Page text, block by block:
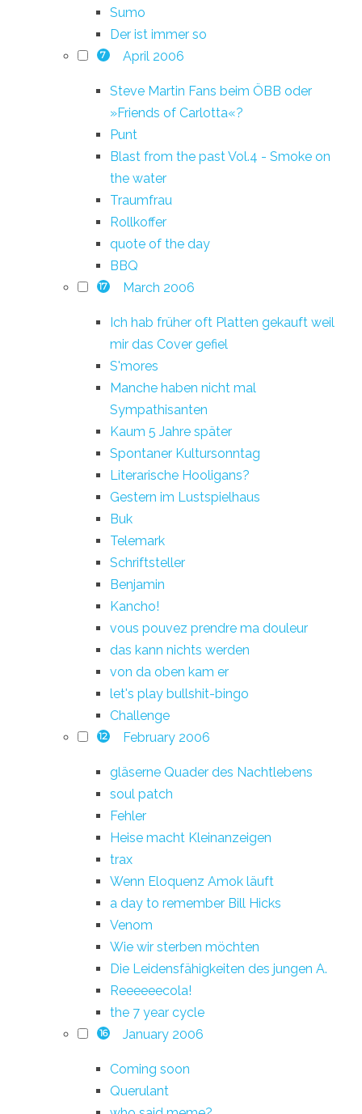
Sumo
Der ist immer so
7 April 2006
Steve Martin Fans beim ÖBB oder
»Friends of Carlotta«?
Punt
Blast from the past Vol.4 - Smoke on
the water
Traumfrau
Rollkoffer
quote of the day
BBQ
17 March 2006
Ich hab früher oft Platten gekauft weil
mir das Cover gefiel
S'mores
Manche haben nicht mal
Sympathisanten
Kaum 5 Jahre später
Spontaner Kultursonntag
Literarische Hooligans?
Gestern im Lustspielhaus
Buk
Telemark
Schriftsteller
Benjamin
Kancho!
vous pouvez prendre ma douleur
das kann nichts werden
von da oben kam er
let's play bullshit-bingo
Challenge
12 February 2006
gläserne Quader des Nachtlebens
soul patch
Fehler
Heise macht Kleinanzeigen
trax
Wenn Eloquenz Amok läuft
a day to remember Bill Hicks
Venom
Wie wir sterben möchten
Die Leidensfähigkeiten des jungen A.
Reeeeeecola!
the 7 year cycle
16 January 2006
Coming soon
Querulant